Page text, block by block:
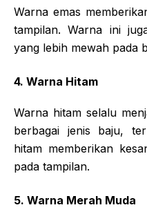
Warna emas
tampilan. Warna ini
yang lebih mewah pada
4. Warna Hitam
Warna hitam selalu
berbagai jenis baju,
hitam memberikan
pada tampilan.
5. Warna Merah Muda